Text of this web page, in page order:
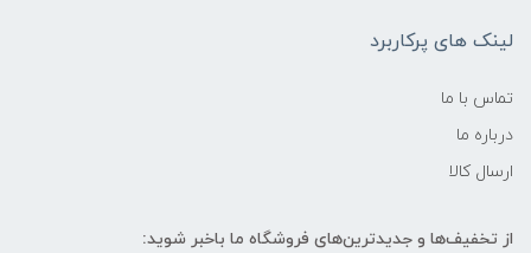
لینک های پرکاربرد
تماس با ما
درباره ما
ارسال کالا
از تخفیف‌ها و جدیدترین‌های فروشگاه ما باخبر شوید: